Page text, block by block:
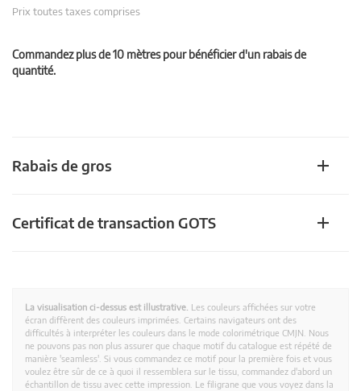
Prix toutes taxes comprises
Commandez plus de 10 mètres pour bénéficier d'un rabais de
quantité.
Rabais de gros
Certificat de transaction GOTS
La visualisation ci-dessus est illustrative. Les couleurs affichées sur votre
écran diffèrent des couleurs imprimées. Certains navigateurs ont des
difficultés à interpréter les couleurs dans le mode colorimétrique CMJN. Nous
ne pouvons pas non plus assurer que chaque motif du catalogue est répété de
manière 'seamless'. Si vous commandez ce motif pour la première fois et vous
voulez être sûr de ce à quoi il ressemblera sur le tissu, commandez d'abord un
échantillon de tissu avec cette impression. Le filigrane que vous voyez dans la